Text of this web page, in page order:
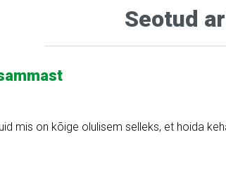
Seotud
mis on kõige olulisem selleks, et hoida